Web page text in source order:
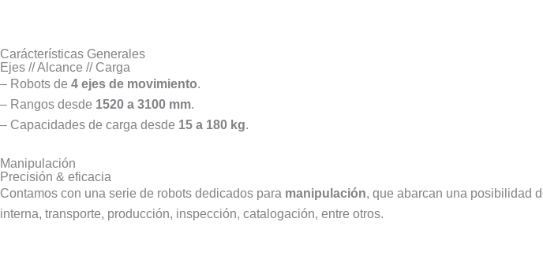
Carácterísticas Generales
Ejes // Alcance // Carga
– Robots de 4 ejes de movimiento.
– Rangos desde 1520 a 3100 mm.
– Capacidades de carga desde 15 a 180 kg.
Manipulación
Precisión & eficacia
Contamos con una serie de robots dedicados para manipulación, que abarcan una posibilidad
interna, transporte, producción, inspección, catalogación, entre otros.